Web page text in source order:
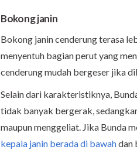
Bokong janin
Bokong janin cenderung terasa
menyentuh bagian perut yang
cenderung mudah bergeser jika
Selain dari karakteristiknya,
tidak banyak bergerak,
maupun menggeliat. Jika Bunda
kepala janin berada di bawahdan